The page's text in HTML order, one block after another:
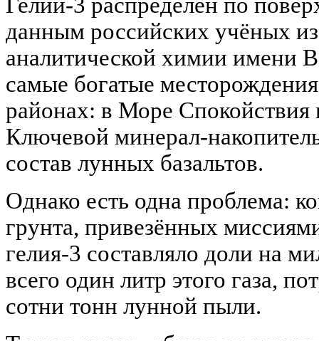
Гелий-3 распределён по
данным российских учёных
аналитической химии имени
самые богатые
районах: в Море Спокойствия
Ключевой минерал-
состав лунных базальтов.
Однако есть одна проблема:
грунта, привезённых
гелия-3 составляло доли на
всего один литр этого газа,
сотни тонн лунной пыли.